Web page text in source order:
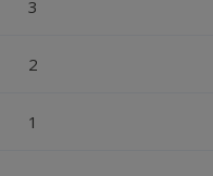
3
2
1